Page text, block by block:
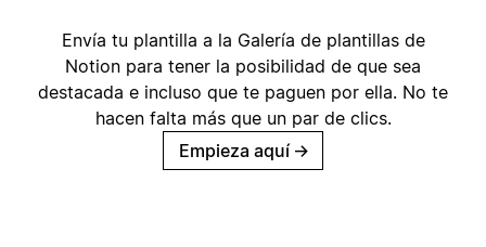
Envía tu plantilla a la Galería de plantillas de
Notion para tener la posibilidad de que sea
destacada e incluso que te paguen por ella. No te
hacen falta más que un par de clics.
Empieza aquí →